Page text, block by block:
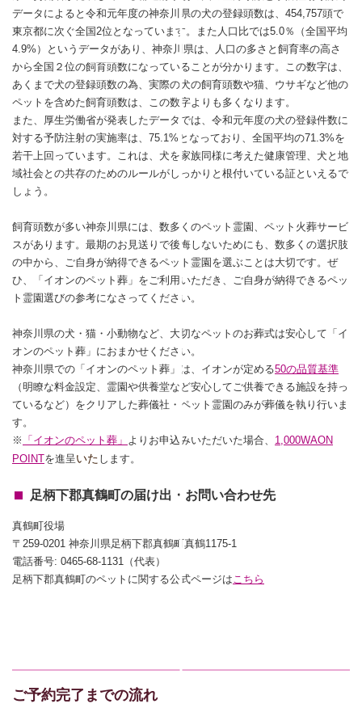
データによると令和元年度の神奈川県の犬の登録頭数は、454,757頭で
東京都に次ぐ全国2位となっています。また人口比では5.0％（全国平均
4.9%）というデータがあり、神奈川県は、人口の多さと飼育率の高さ
から全国２位の飼育頭数になっていることが分かります。この数字は、
あくまで犬の登録頭数の為、実際の犬の飼育頭数や猫、ウサギなど他の
ペットを含めた飼育頭数は、この数字よりも多くなります。
また、厚生労働省が発表したデータでは、令和元年度の犬の登録件数に
対する予防注射の実施率は、75.1%となっており、全国平均の71.3%を
若干上回っています。これは、犬を家族同様に考えた健康管理、犬と地
域社会との共存のためのルールがしっかりと根付いている証といえるで
しょう。
飼育頭数が多い神奈川県には、数多くのペット霊園、ペット火葬サービ
スがあります。最期のお見送りで後悔しないためにも、数多くの選択肢
の中から、ご自身が納得できるペット霊園を選ぶことは大切です。ぜ
ひ、「イオンのペット葬」をご利用いただき、ご自身が納得できるペッ
ト霊園選びの参考になさってください。
神奈川県の犬・猫・小動物など、大切なペットのお葬式は安心して「イ
オンのペット葬」におまかせください。
神奈川県での「イオンのペット葬」は、イオンが定める50の品質基準
（明瞭な料金設定、霊園や供養堂など安心してご供養できる施設を持っ
ているなど）をクリアした葬儀社・ペット霊園のみが葬儀を執り行いま
す。
※ 「イオンのペット葬」 よりお申込みいただいた場合、 1,000WAON
POINTを進呈いた します。
足柄下郡真鶴町の届け出・お問い合わせ先
真鶴町役場
〒259-0201 神奈川県足柄下郡真鶴町真鶴1175-1
電話番号: 0465-68-1131（代表）
足柄下郡真鶴町のペットに関する公式ページはこちら
ご予約完了までの流れ